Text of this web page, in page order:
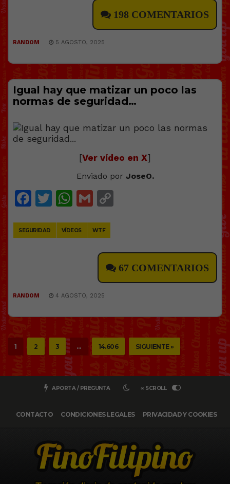
198 COMENTARIOS
RANDOM 5 AGOSTO, 2025
Igual hay que matizar un poco las
normas de seguridad…
[Ver vídeo en X]
Enviado por JoseO.
Facebook
Twitter
WhatsApp
Gmail
SEGURIDAD VÍDEOS WTF
67 COMENTARIOS
RANDOM 4 AGOSTO, 2025
1 2 3 … 14.606 SIGUIENTE »
APORTA / PREGUNTA ∞ SCROLL
CONTACTO CONDICIONES LEGALES PRIVACIDAD Y COOKIES